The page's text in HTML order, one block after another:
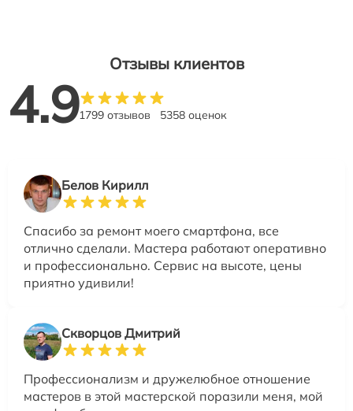
Отзывы клиентов
4.91799 отзывов 5358 оценок
Белов Кирилл
Спасибо за ремонт моего смартфона, все
отлично сделали. Мастера работают оперативно
и профессионально. Сервис на высоте, цены
приятно удивили!
Скворцов Дмитрий
Профессионализм и дружелюбное отношение
мастеров в этой мастерской поразили меня, мой